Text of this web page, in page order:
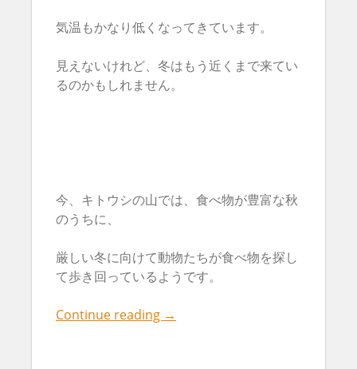
気温もかなり低くなってきています。
見えないけれど、冬はもう近くまで来てい
るのかもしれません。
今、キトウシの山では、食べ物が豊富な秋
のうちに、
厳しい冬に向けて動物たちが食べ物を探し
て歩き回っているようです。
Continue reading →